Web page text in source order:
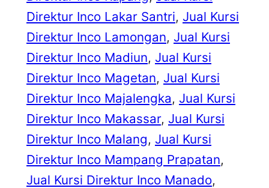
Direktur Inco Lakar Santri, Jual Kursi
Direktur Inco Lamongan, Jual Kursi
Direktur Inco Madiun, Jual Kursi
Direktur Inco Magetan, Jual Kursi
Direktur Inco Majalengka, Jual Kursi
Direktur Inco Makassar, Jual Kursi
Direktur Inco Malang, Jual Kursi
Direktur Inco Mampang Prapatan
Jual Kursi Direktur Inco Manado